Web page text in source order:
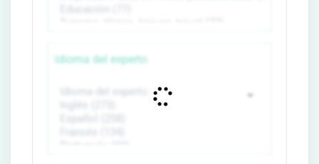
Idioma del experto